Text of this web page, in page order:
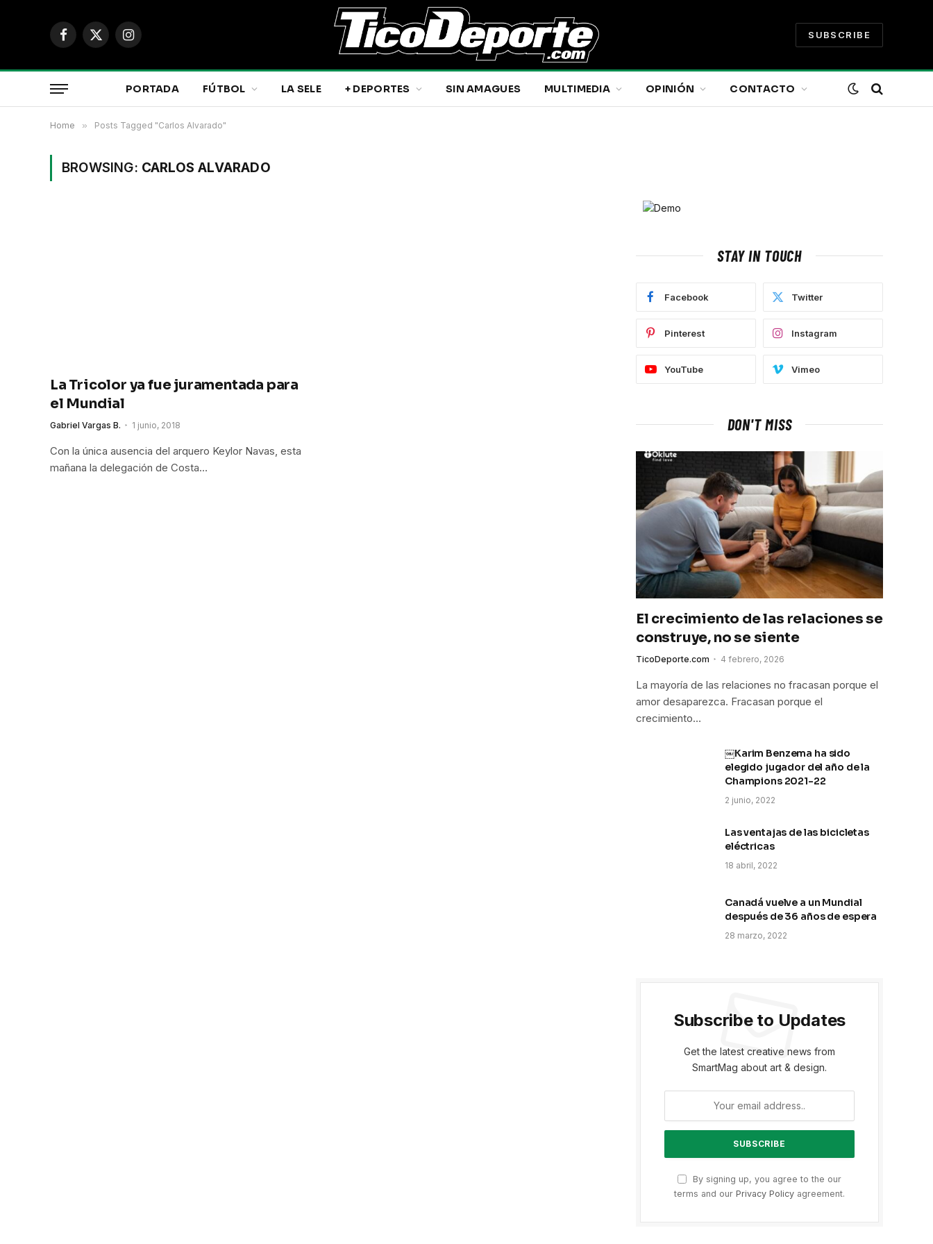
Facebook
X
Instagram
SUBSCRIBE
PORTADA FÚTBOL LA SELE + DEPORTES SIN AMAGUES MULTIMEDIA OPINIÓN CONTACTO
Home » Posts Tagged "Carlos Alvarado"
BROWSING: CARLOS ALVARADO
La Tricolor ya fue juramentada para
el Mundial
Gabriel Vargas B. 1 junio, 2018
Con la única ausencia del arquero Keylor Navas, esta
mañana la delegación de Costa…
STAY IN TOUCH
Facebook Twitter
Pinterest Instagram
YouTube Vimeo
DON'T MISS
El crecimiento de las relaciones se
construye, no se siente
TicoDeporte.com 4 febrero, 2026
La mayoría de las relaciones no fracasan porque el
amor desaparezca. Fracasan porque el
crecimiento…
￼Karim Benzema ha sido
elegido jugador del año de la
Champions 2021-22
2 junio, 2022
Las ventajas de las bicicletas
eléctricas
18 abril, 2022
Canadá vuelve a un Mundial
después de 36 años de espera
28 marzo, 2022
Subscribe to Updates
Get the latest creative news from
SmartMag about art & design.
By signing up, you agree to the our
terms and our Privacy Policy agreement.